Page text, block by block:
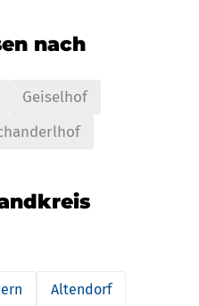
nach
Geiselhof
Altendorf